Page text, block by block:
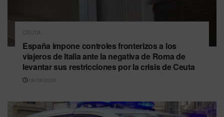
CEUTA
España impone controles fronterizos a los
viajeros de Italia ante la negativa de Roma de
levantar sus restricciones por la crisis de Ceuta
08/08/2026